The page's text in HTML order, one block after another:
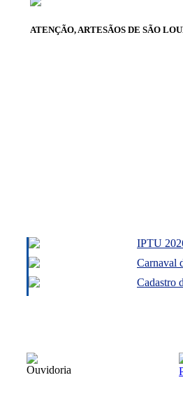
ATENÇÃO, ARTESÃOS DE SÃO
IPTU
Carnaval
Cadastro